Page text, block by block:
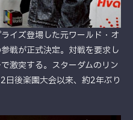
イズ登場した元ワールド・オ
戦が正式決定。対戦を要求し
激突する。スターダムのリン
後楽園大会以来、約2年ぶり